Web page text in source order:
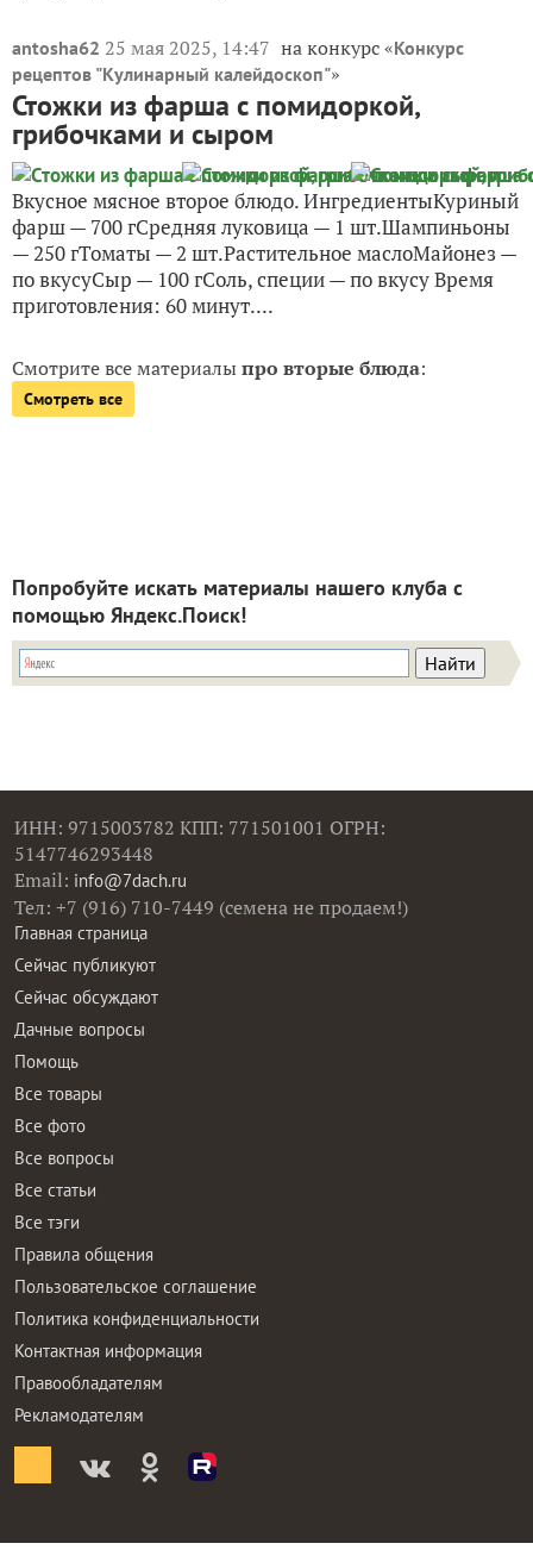
antosha62 25 мая 2025, 14:47 на конкурс «Конкурс
рецептов "Кулинарный калейдоскоп"»
Стожки из фарша с помидоркой,
грибочками и сыром
Вкусное мясное второе блюдо. ИнгредиентыКуриный
фарш — 700 гСредняя луковица — 1 шт.Шампиньоны
— 250 гТоматы — 2 шт.Растительное маслоМайонез —
по вкусуСыр — 100 гСоль, специи — по вкусу Время
приготовления: 60 минут....
Смотрите все материалыпро вторые блюда:
Смотреть все
Попробуйте искать материалы нашего клуба с
помощью Яндекс.Поиск!
ИНН: 9715003782 КПП: 771501001 ОГРН:
5147746293448
Email: info@7dach.ru
Тел: +7 (916) 710-7449 (семена не продаем!)
Главная страница
Сейчас публикуют
Сейчас обсуждают
Дачные вопросы
Помощь
Все товары
Все фото
Все вопросы
Все статьи
Все тэги
Правила общения
Пользовательское соглашение
Политика конфиденциальности
Контактная информация
Правообладателям
Рекламодателям